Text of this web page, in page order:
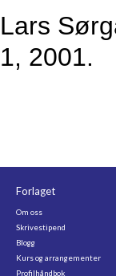
Lars
1, 2001.
Forlaget
Om oss
Skrivestipend
Blogg
Kurs og arrangementer
Profilhåndbok